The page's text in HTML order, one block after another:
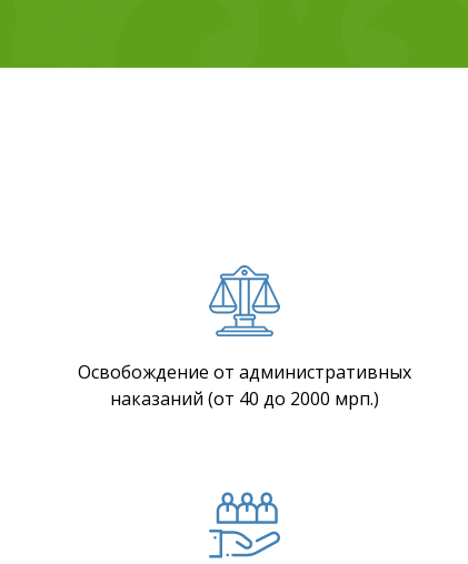
Освобождение от административных
наказаний (от 40 до 2000 мрп.)